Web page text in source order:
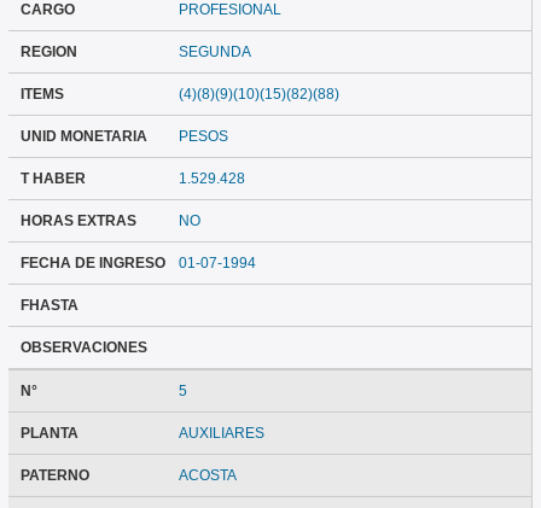
CARGO PROFESIONAL
REGION SEGUNDA
ITEMS (4)(8)(9)(10)(15)(82)(88)
UNID MONETARIA PESOS
T HABER 1.529.428
HORAS EXTRAS NO
FECHA DE INGRESO 01-07-1994
FHASTA
OBSERVACIONES
N° 5
PLANTA AUXILIARES
PATERNO ACOSTA